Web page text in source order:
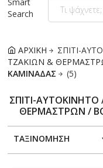
Search
ΑΡΧΙΚΗ ΣΠΙΤΙ-
ΤΖΑΚΙΩΝ &
ΚΑΜΙΝΑΔΑΣ
(5)
ΣΠΙΤΙ-
ΘΕΡΜΑΣΤΡΩΝ /
ΤΑΞΙΝΟΜΗΣΗ